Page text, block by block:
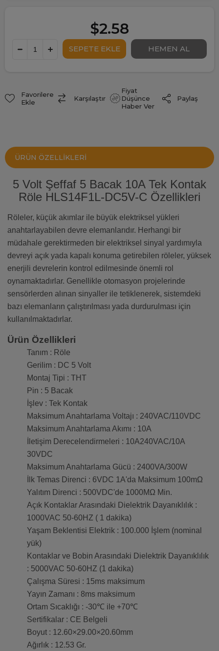
$2.58
Favorilere
Ekle
Karşılaştır
Fiyat
Düşünce
Haber Ver
Paylaş
ÜRÜN ÖZELLIKLERI
5 Volt Şeffaf 5 Bacak 10A Tek Kontak
Röle HLS14F1L-DC5V-C Özellikleri
Röleler, küçük akımlar ile büyük elektriksel yükleri
anahtarlayabilen devre elemanlarıdır. Herhangi bir
müdahale gerektirmeden bir elektriksel sinyal yardımıyla
devreyi açık yada kapalı konuma getirebilen röleler, yüksek
enerjili devrelerin kontrol edilmesinde önemli rol
oynamaktadırlar. Genellikle otomasyon projelerinde
sensörlerden alınan sinyaller ile tetiklenerek, sistemdeki
bazı elemanların çalıştırılması yada durdurulması için
kullanılmaktadırlar.
Ürün Özellikleri
Tanım : Röle
Gerilim : DC 5 Volt
Montaj Tipi : THT
Pin : 5 Bacak
İşlev : Tek Kontak
Maksimum Anahtarlama Voltajı : 240VAC/110VDC
Maksimum Anahtarlama Akımı : 10A
İletişim Derecelendirmeleri : 10A240VAC/10A
30VDC
Maksimum Anahtarlama Gücü : 2400VA/300W
İlk Temas Direnci : 6VDC 1A'da Maksimum 100mΩ
Yalıtım Direnci : 500VDC'de 1000MΩ Min.
Açık Kontaklar Arasındaki Dielektrik Dayanıklılık :
1000VAC 50-60HZ ( 1 dakika)
Yaşam Beklentisi Elektrik : 100.000 İşlem (nominal
yük)
Kontaklar ve Bobin Arasındaki Dielektrik Dayanıklılık
: 5000VAC 50-60HZ (1 dakika)
Çalışma Süresi : 15ms maksimum
Yayın Zamanı : 8ms maksimum
Ortam Sıcaklığı : -30℃ ile +70℃
Sertifikalar : CE Belgeli
Boyut : 12.60×29.00×20.60mm
Ağırlık : 12.53 Gr.